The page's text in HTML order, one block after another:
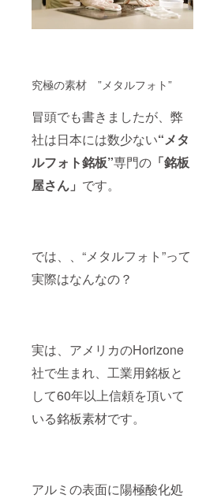
究極の素材 ”メタルフォト”
冒頭でも書きましたが、弊
社は日本には数少ない“メタ
ルフォト銘板”専門の 「銘板
屋さん」 です。
では、、“メタルフォト”って
実際はなんなの？
実は、アメリカのHorizone
社で生まれ、工業用銘板と
して60年以上信頼を頂いて
いる銘板素材です。
アルミの表面に陽極酸化処